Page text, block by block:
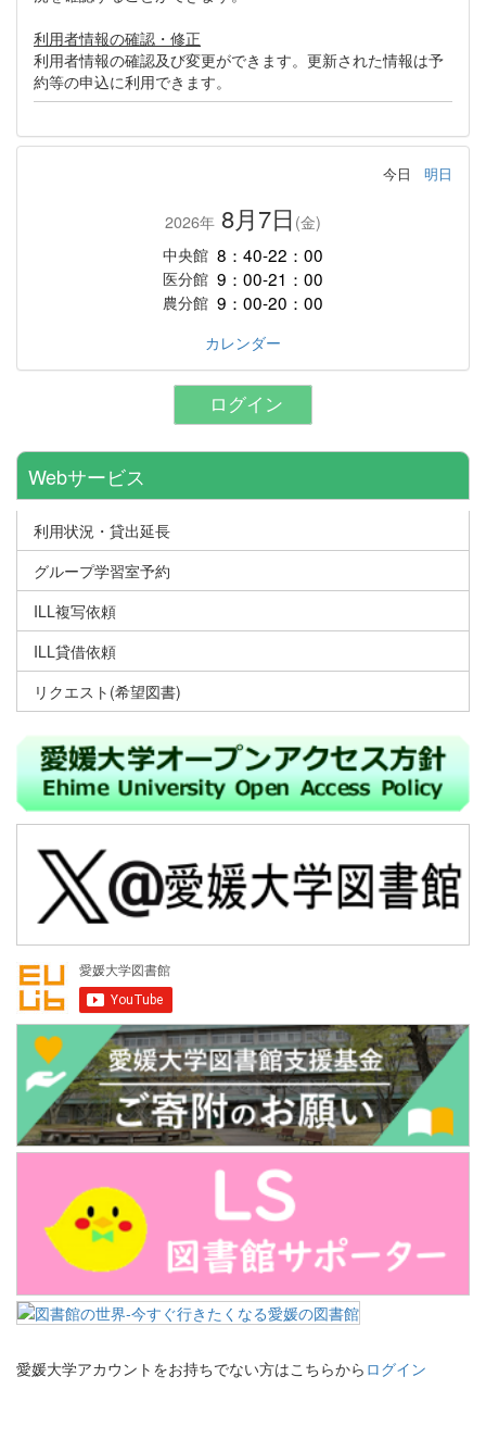
利用者情報の確認・修正
利用者情報の確認及び変更ができます。更新された情報は予
約等の申込に利用できます。
今日 明日
2026年 8月7日 (金)
中央館 8：40-22：00
医分館 9：00-21：00
農分館 9：00-20：00
カレンダー
ログイン
Webサービス
利用状況・貸出延長
グループ学習室予約
ILL複写依頼
ILL貸借依頼
リクエスト(希望図書)
愛媛大学アカウントをお持ちでない方はこちらから ログイン